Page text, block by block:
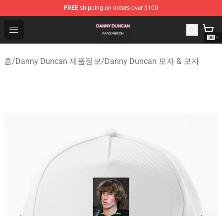
FREE shipping on orders over $100
Open menu
Danny Duncan Shop - Official Danny Duncan
홈/Danny Duncan 제품정보/Danny Duncan 모자 & 모자